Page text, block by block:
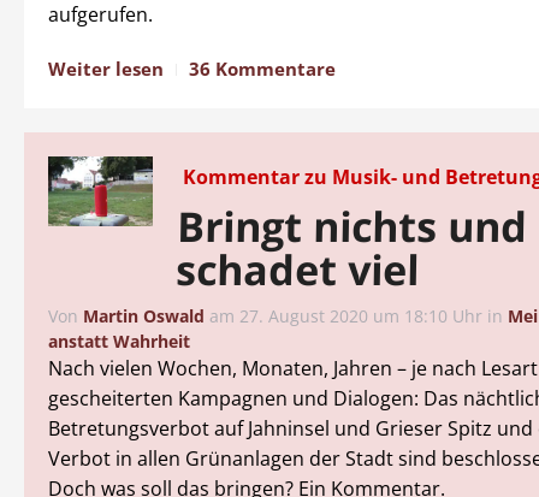
aufgerufen.
Weiter lesen 36 Kommentare
Kommentar zu Musik- und
Bringt nichts und
schadet viel
Von Martin Oswald am 27. August 2020 um 18:10 Uhr in
anstatt Wahrheit
Nach vielen Wochen, Monaten, Jahren – je nach
gescheiterten Kampagnen und Dialogen: Das
Betretungsverbot auf Jahninsel und Grieser Spitz
Verbot in allen Grünanlagen der Stadt sind
Doch was soll das bringen? Ein Kommentar.